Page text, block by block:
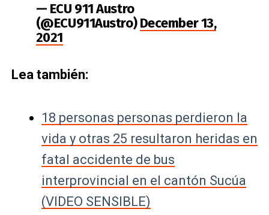
— ECU 911 Austro
(@ECU911Austro)December 13,
2021
Lea también:
18 personas personas perdieron la
vida y otras 25 resultaron heridas en
fatal accidente de bus
interprovincial en el cantón Sucúa
(VIDEO SENSIBLE)